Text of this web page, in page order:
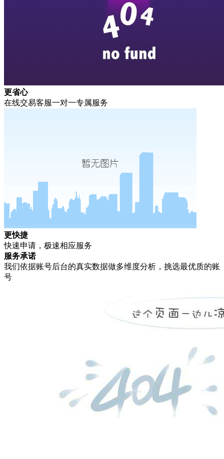
更省心
在线交易客服一对一专属服务
更快捷
快速申请，极速相应服务
服务承诺
我们依据账号后台的真实数据做多维度分析，挑选最优质的账
号